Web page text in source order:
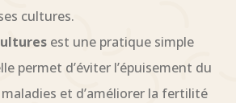
cultures.
est une pratique simple
permet d’éviter l’épuisement du
et d’améliorer la fertilité